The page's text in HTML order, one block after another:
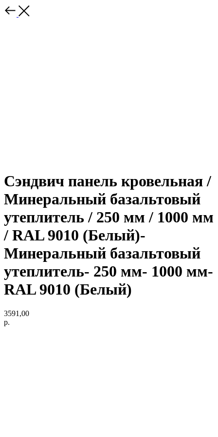
Сэндвич панель кровельная /
Минеральный базальтовый
утеплитель / 250 мм / 1000 мм
/ RAL 9010 (Белый)-
Минеральный базальтовый
утеплитель- 250 мм- 1000 мм-
RAL 9010 (Белый)
3591,00
р.